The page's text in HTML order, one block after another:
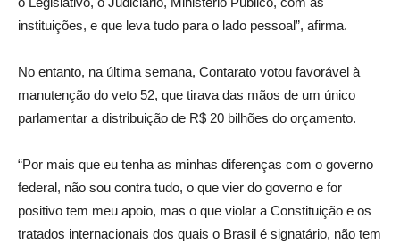
instituições, e que leva tudo para o lado pessoal”, afirma.
No entanto, na última semana, Contarato votou favorável à
manutenção do veto 52, que tirava das mãos de um único
parlamentar a distribuição de R$ 20 bilhões do orçamento.
“Por mais que eu tenha as minhas diferenças com o governo
federal, não sou contra tudo, o que vier do governo e for
positivo tem meu apoio, mas o que violar a Constituição e os
tratados internacionais dos quais o Brasil é signatário, não tem